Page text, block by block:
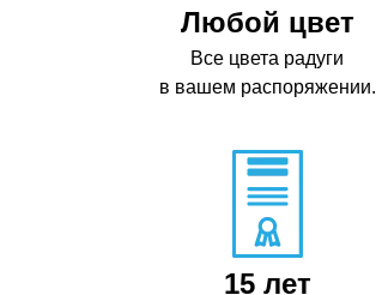
Любой цвет
Все цвета радуги
в вашем распоряжении.
15 лет